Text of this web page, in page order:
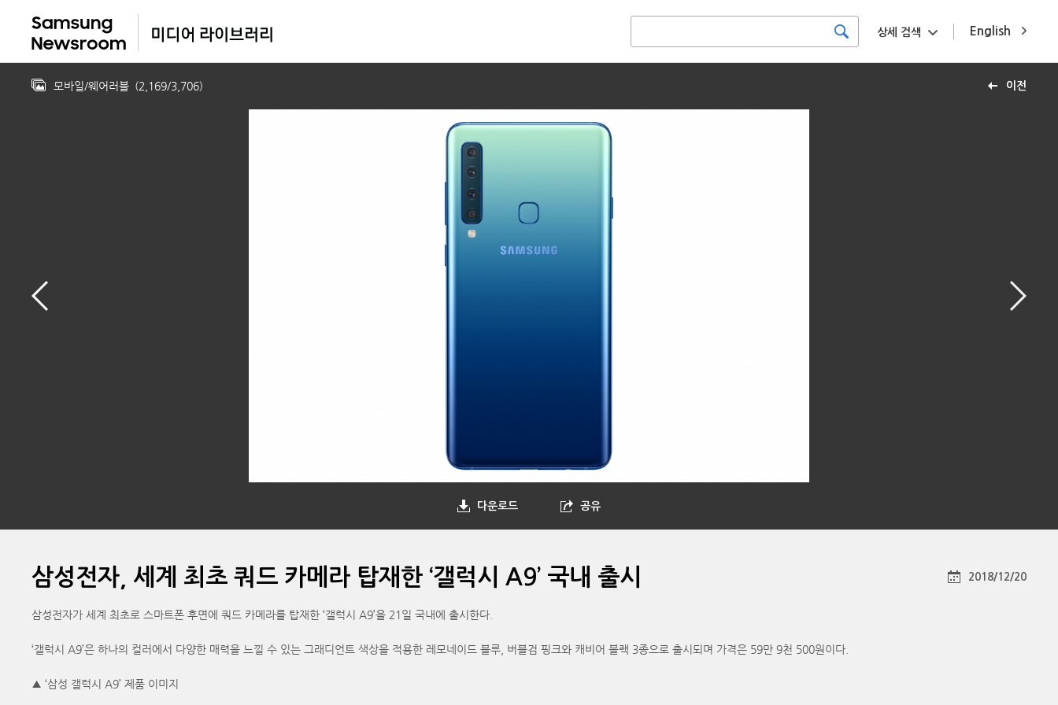
English
상세 검색
이전
모바일/웨어러블 (2,169/3,706)
다운로드 공유
삼성전자, 세계 최초 쿼드 카메라 탑재한 ‘갤럭시 A9’ 국내 출시 2018/12/20
삼성전자가 세계 최초로 스마트폰 후면에 쿼드 카메라를 탑재한 ‘갤럭시 A9’을 21일 국내에 출시한다.
‘갤럭시 A9’은 하나의 컬러에서 다양한 매력을 느낄 수 있는 그래디언트 색상을 적용한 레모네이드 블루, 버블검 핑크와 캐비어 블랙 3종으로 출시되며 가격은 59만 9천 500원이다.
▲ ‘삼성 갤럭시 A9’ 제품 이미지